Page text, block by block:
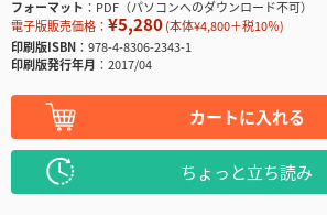
フォーマット
PDF（パソコンへのダウンロード不可）
電子版販売価格： ¥5,280(本体¥4,800＋税10％)
印刷版ISBN
978-4-8306-2343-1
印刷版発行年月
2017/04
カートに入れる
ちょっと立ち読み